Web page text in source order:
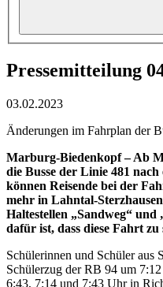
Pressemitteilung
03.02.2023
Änderungen im Fahrplan der
Marburg-Biedenkopf – Ab
die Busse der Linie 481
können Reisende bei der
mehr in Lahntal-
Haltestellen „Sandweg“
dafür ist, dass diese Fahrt
Schülerinnen und Schüler aus
Schülerzug der RB 94 um
6:43, 7:14 und 7:43 Uhr in